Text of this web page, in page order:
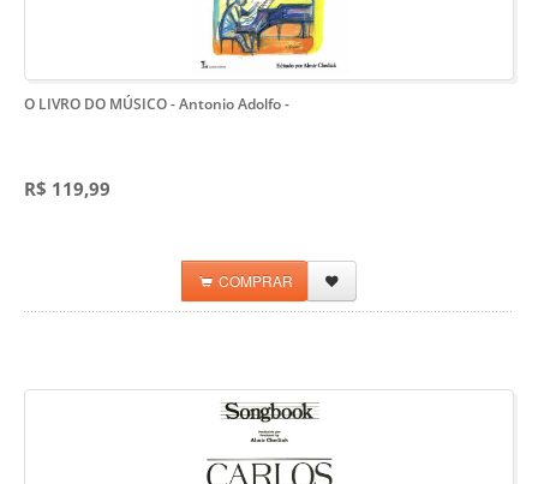
O LIVRO DO MÚSICO - Antonio Adolfo-
R$ 119,99
COMPRAR